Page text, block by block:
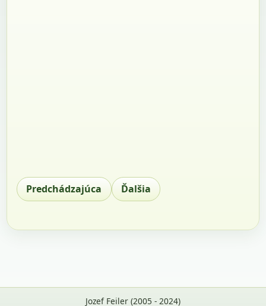
Predchádzajúca Ďalšia
Jozef Feiler (2005 - 2024)